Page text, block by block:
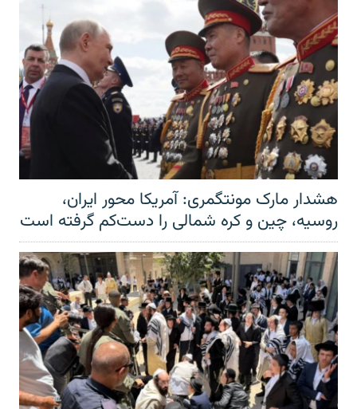
هشدار مارک مونتگمری: آمریکا محور ایران،
روسیه، چین و کره شمالی را دست‌کم گرفته است